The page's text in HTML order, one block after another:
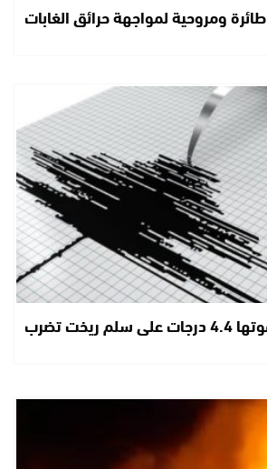
المغرب يحشد 25 طائرة ومروحية لمواجهة حرائق الغابات
هزة أرضية بلغت قوتها 4.4 درجات على سلم ريخت تضرب